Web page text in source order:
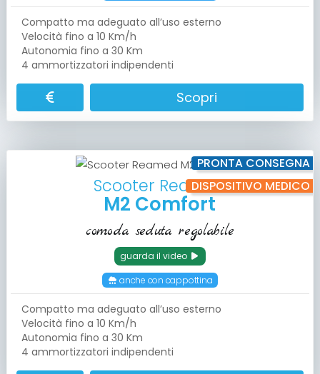
Compatto ma adeguato all’uso esterno
Velocità fino a 10 Km/h
Autonomia fino a 30 Km
4 ammortizzatori indipendenti
Scopri
PRONTA CONSEGNA
DISPOSITIVO MEDICO
Scooter Reamed
M2 Comfort
comoda seduta regolabile
guarda il video
anche con cappottina
Compatto ma adeguato all’uso esterno
Velocità fino a 10 Km/h
Autonomia fino a 30 Km
4 ammortizzatori indipendenti